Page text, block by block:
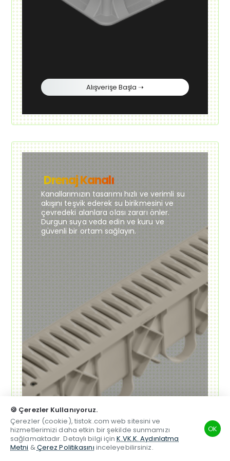
TSM Hesabım Whatsapp Telefon Beğenilen
🍪 Çerezler Kullanıyoruz.
Çerezler (cookie), tistok.com web sitesini ve
hizmetlerimizi daha etkin bir şekilde sunmamızı
sağlamaktadır. Detaylı bilgi içinK.VK.K. Aydınlatma
Metni &Çerez Politikasını inceleyebilirsiniz.
OK
Alışverişe Başla ➝
Drenaj Kanalı
Kanallarımızın tasarımı hızlı ve verimli su
akışını teşvik ederek su birikmesini ve
çevredeki alanlara olası zararı önler.
Durgun suya veda edin ve kuru ve
güvenli bir ortam sağlayın.